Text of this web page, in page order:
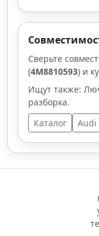
Сверьте
(4M8810593) и
Ищут также:
разборка.
Каталог
Audi